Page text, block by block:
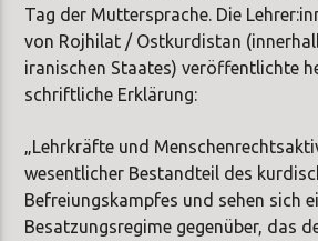
Tag der Muttersprache. Die
von Rojhilat / Ostkurdistan
iranischen Staates) veröffentlichte
schriftliche Erklärung:
„Lehrkräfte und
wesentlicher Bestandteil des
Befreiungskampfes und sehen sich
Besatzungsregime gegenüber, das